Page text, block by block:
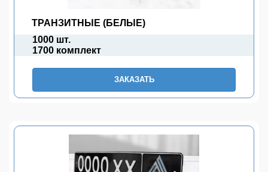
ТРАНЗИТНЫЕ (БЕЛЫЕ)
1000 шт.
1700 комплект
ЗАКАЗАТЬ